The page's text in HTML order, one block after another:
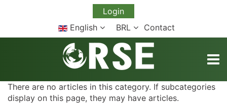
Login
English
BRL Contact
There are no articles in this category. If subcategories
display on this page, they may have articles.